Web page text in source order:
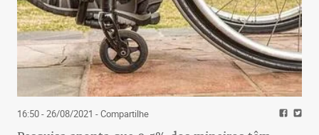
16:50 - 26/08/2021 - Compartilhe